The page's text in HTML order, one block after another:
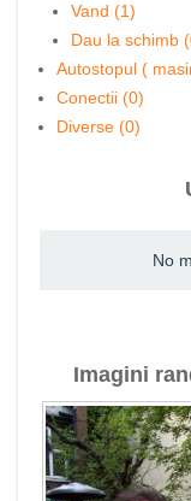
Vand (1)
Dau la schimb
Autostopul (
Conectii (0)
Diverse (0)
No
Imagini